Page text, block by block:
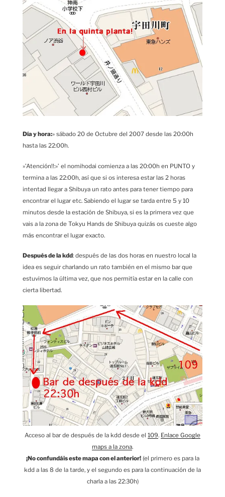
Día y hora:» sábado 20 de Octubre del 2007 desde las 20:00h
hasta las 22:00h.
»’Atención!!:»’ el nomihodai comienza a las 20:00h en PUNTO y
termina a las 22:00h, así que si os interesa estar las 2 horas
intentad llegar a Shibuya un rato antes para tener tiempo para
encontrar el lugar etc. Sabiendo el lugar se tarda entre 5 y 10
minutos desde la estación de Shibuya, si es la primera vez que
vais a la zona de Tokyu Hands de Shibuya quizás os cueste algo
más encontrar el lugar exacto.
Después de la kdd: después de las dos horas en nuestro local la
idea es seguir charlando un rato también en el mismo bar que
estuvimos la última vez, que nos permitía estar en la calle con
cierta libertad.
Acceso al bar de después de la kdd desde el 109. Enlace Google
maps a la zona.
¡No confundáis este mapa con el anterior!(el primero es para la
kdd a las 8 de la tarde, y el segundo es para la continuación de la
charla a las 22:30h)